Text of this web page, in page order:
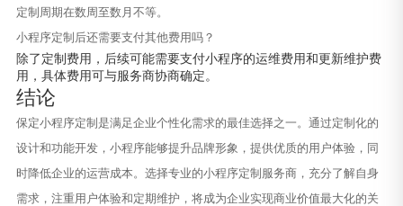
定制周期在数周至数月不等。
小程序定制后还需要支付其他费用吗？
除了定制费用，后续可能需要支付小程序的运维费用和更新维护费
用，具体费用可与服务商协商确定。
结论
保定小程序定制是满足企业个性化需求的最佳选择之一。通过定制化的
设计和功能开发，小程序能够提升品牌形象，提供优质的用户体验，同
时降低企业的运营成本。选择专业的小程序定制服务商，充分了解自身
需求，注重用户体验和定期维护，将成为企业实现商业价值最大化的关